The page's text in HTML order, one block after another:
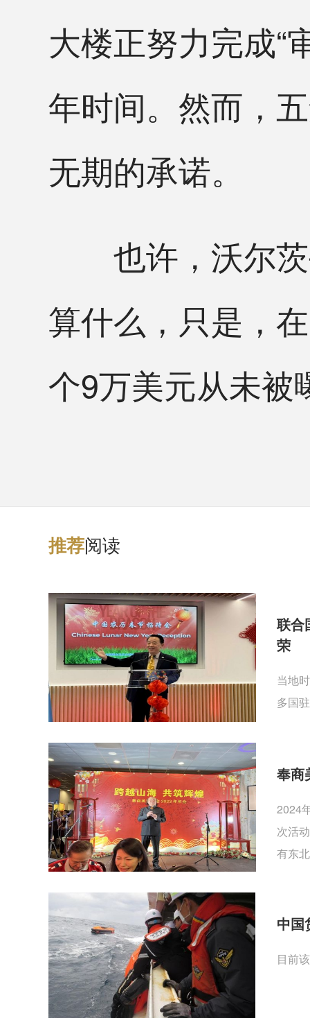
大楼正努力完成“
年时间。然而，
无期的承诺。
也许，沃尔茨
算什么，只是，
个9万美元从未被
推荐阅读
联合
荣
当地
多国
奉商
2024
次活
有东
中国
目前